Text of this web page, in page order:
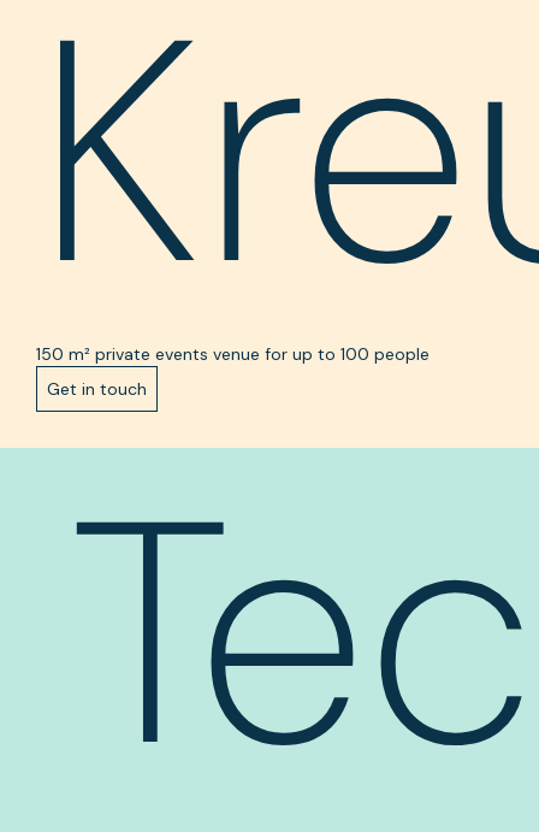
150 m² private events venue for up to 100 people
Get in touch